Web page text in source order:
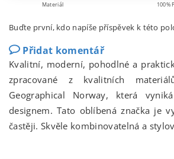
Materiál 100%
Buďte první, kdo napíše příspěvek k této
Přidat komentář
Kvalitní, moderní, pohodlné a
zpracované z kvalitních
Geographical Norway, která
designem. Tato oblíbená značka je
častěji. Skvěle kombinovatelná a